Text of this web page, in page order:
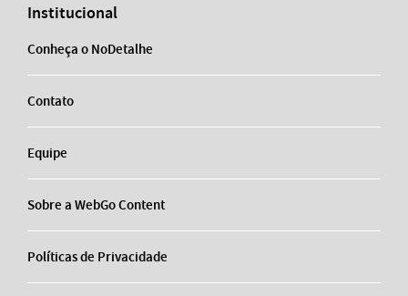
Institucional
Conheça o NoDetalhe
Contato
Equipe
Sobre a WebGo Content
Políticas de Privacidade